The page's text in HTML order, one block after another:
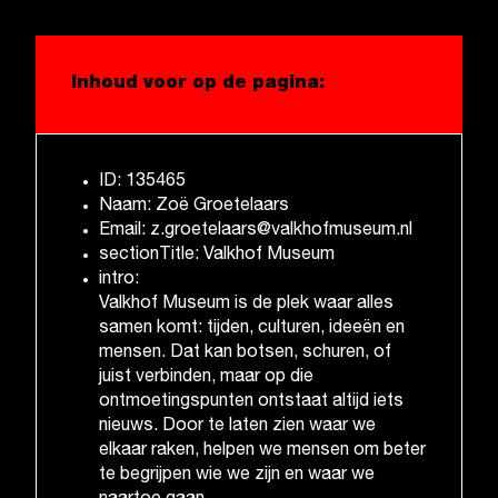
Inhoud voor op de pagina:
ID: 135465
Naam: Zoë Groetelaars
Email: z.groetelaars@valkhofmuseum.nl
sectionTitle: Valkhof Museum
intro:
Valkhof Museum is de plek waar alles
samen komt: tijden, culturen, ideeën en
mensen. Dat kan botsen, schuren, of
juist verbinden, maar op die
ontmoetingspunten ontstaat altijd iets
nieuws. Door te laten zien waar we
elkaar raken, helpen we mensen om beter
te begrijpen wie we zijn en waar we